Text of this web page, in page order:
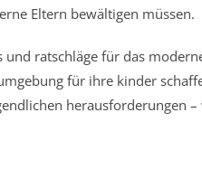
Eltern bewältigen müssen.